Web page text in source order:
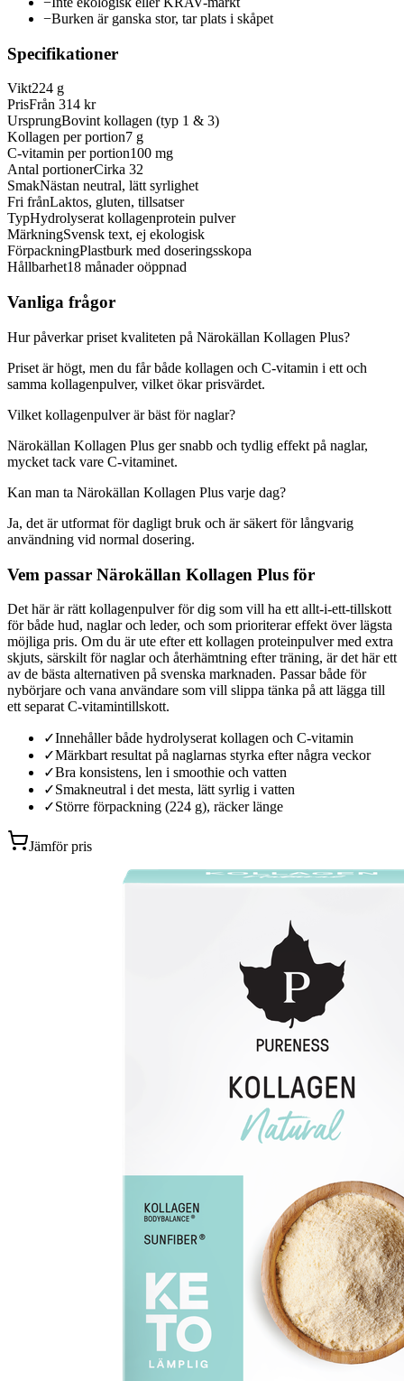
−Burken är ganska stor, tar plats i skåpet
Specifikationer
Vikt224 g
PrisFrån 314 kr
UrsprungBovint kollagen (typ 1 & 3)
Kollagen per portion7 g
C-vitamin per portion100 mg
Antal portionerCirka 32
SmakNästan neutral, lätt syrlighet
Fri frånLaktos, gluten, tillsatser
TypHydrolyserat kollagenprotein pulver
MärkningSvensk text, ej ekologisk
FörpackningPlastburk med doseringsskopa
Hållbarhet18 månader oöppnad
Vanliga frågor
Hur påverkar priset kvaliteten på Närokällan Kollagen Plus?
Priset är högt, men du får både kollagen och C-vitamin i ett och
samma kollagenpulver, vilket ökar prisvärdet.
Vilket kollagenpulver är bäst för naglar?
Närokällan Kollagen Plus ger snabb och tydlig effekt på naglar,
mycket tack vare C-vitaminet.
Kan man ta Närokällan Kollagen Plus varje dag?
Ja, det är utformat för dagligt bruk och är säkert för långvarig
användning vid normal dosering.
Vem passar Närokällan Kollagen Plus för
Det här är rätt kollagenpulver för dig som vill ha ett allt-i-ett-tillskott
för både hud, naglar och leder, och som prioriterar effekt över lägsta
möjliga pris. Om du är ute efter ett kollagen proteinpulver med extra
skjuts, särskilt för naglar och återhämtning efter träning, är det här ett
av de bästa alternativen på svenska marknaden. Passar både för
nybörjare och vana användare som vill slippa tänka på att lägga till
ett separat C-vitamintillskott.
✓Innehåller både hydrolyserat kollagen och C-vitamin
✓Märkbart resultat på naglarnas styrka efter några veckor
✓Bra konsistens, len i smoothie och vatten
✓Smakneutral i det mesta, lätt syrlig i vatten
✓Större förpackning (224 g), räcker länge
Jämför pris